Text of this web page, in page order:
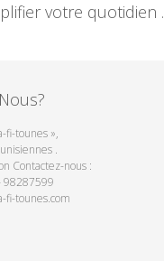
votre quotidien .
fi-tounes »,
.
Contactez-nous :
98287599
fi-tounes.com